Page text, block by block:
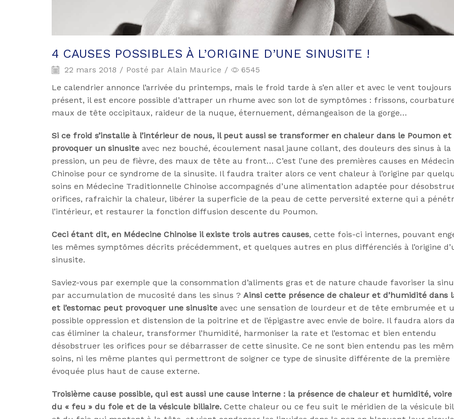
4 CAUSES POSSIBLES À L’ORIGINE D’UNE SINUSITE !
22 mars 2018 / Posté par Alain Maurice /
6545
Le calendrier annonce l’arrivée du printemps, mais le froid tarde à s’en aller et avec le vent toujours
présent, il est encore possible d’attraper un rhume avec son lot de symptômes : frissons,
maux de tête occipitaux, raideur de la nuque, éternuement, démangeaison de la gorge…
Si ce froid s’installe à l’intérieur de nous, il peut aussi se transformer en chaleur dans le Poumon et
provoquer un sinusite avec nez bouché, écoulement nasal jaune collant, des douleurs des sinus à la
pression, un peu de fièvre, des maux de tête au front… C’est l’une des premières causes en
Chinoise pour ce syndrome de la sinusite. Il faudra traiter alors ce vent chaleur à l’origine par
soins en Médecine Traditionnelle Chinoise accompagnés d’une alimentation adaptée pour
orifices, rafraichir la chaleur, libérer la superficie de la peau de cette perversité externe qui a
l’intérieur, et restaurer la fonction diffusion descente du Poumon.
Ceci étant dit, en Médecine Chinoise il existe trois autres causes, cette fois-ci internes, pouvant
les mêmes symptômes décrits précédemment, et quelques autres en plus différenciés à l’origine
sinusite.
Saviez-vous par exemple que la consommation d’aliments gras et de nature chaude favoriser la
par accumulation de mucosité dans les sinus ? Ainsi cette présence de chaleur et d’humidité dans
et l’estomac peut provoquer une sinusite avec une sensation de lourdeur et de tête embrumée et
possible oppression et distension de la poitrine et de l’épigastre avec envie de boire. Il faudra alors
cas éliminer la chaleur, transformer l’humidité, harmoniser la rate et l’estomac et bien entendu
désobstruer les orifices pour se débarrasser de cette sinusite. Ce ne sont bien entendu pas les
soins, ni les même plantes qui permettront de soigner ce type de sinusite différente de la première
évoquée plus haut de cause externe.
Troisième cause possible, qui est aussi une cause interne : la présence de chaleur et humidité,
du « feu » du foie et de la vésicule biliaire. Cette chaleur ou ce feu suit le méridien de la vésicule